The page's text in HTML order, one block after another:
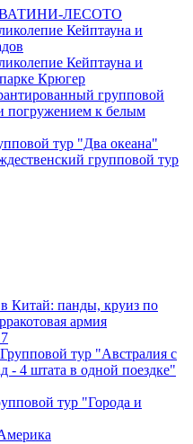
ЛЕСОТО
Кейптауна и
Кейптауна и
Крюгер
групповой
погружением к белым
тур "Два океана"
групповой тур
Китай: панды, круиз по
армия
тур "Австралия с
- 4 штата в одной поездке"
тур "Города и